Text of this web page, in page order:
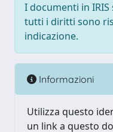
I documenti in
tutti i diritti sono
indicazione.
Informazioni
Utilizza questo
un link a questo